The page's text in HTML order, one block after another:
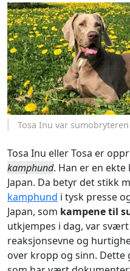
Tosa Inu var
Tosa Inu eller Tosa er
kamphund. Han er en
Japan. Da betyr det stikk
kamphund i tysk presse
Japan, som kampene til
utkjempes i dag, var
reaksjonsevne og
over kropp og sinn. Dette